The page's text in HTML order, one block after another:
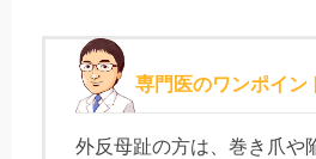
専門医のワンポイン
外反母趾の方は、巻き爪や